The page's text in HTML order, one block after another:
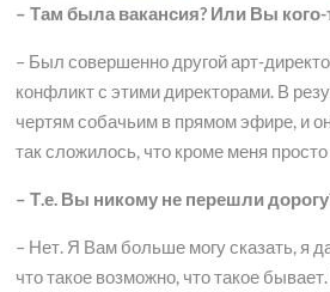
– Там была вакансия? Или Вы кого-
– Был совершенно другой арт-
конфликт с этими директорами. В
чертям собачьим в прямом эфире, и
так сложилось, что кроме меня просто
– Т.е. Вы никому не перешли
– Нет. Я Вам больше могу сказать, я
что такое возможно, что такое